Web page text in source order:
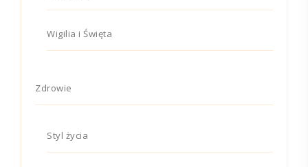
Wigilia i Święta
Zdrowie
Styl życia